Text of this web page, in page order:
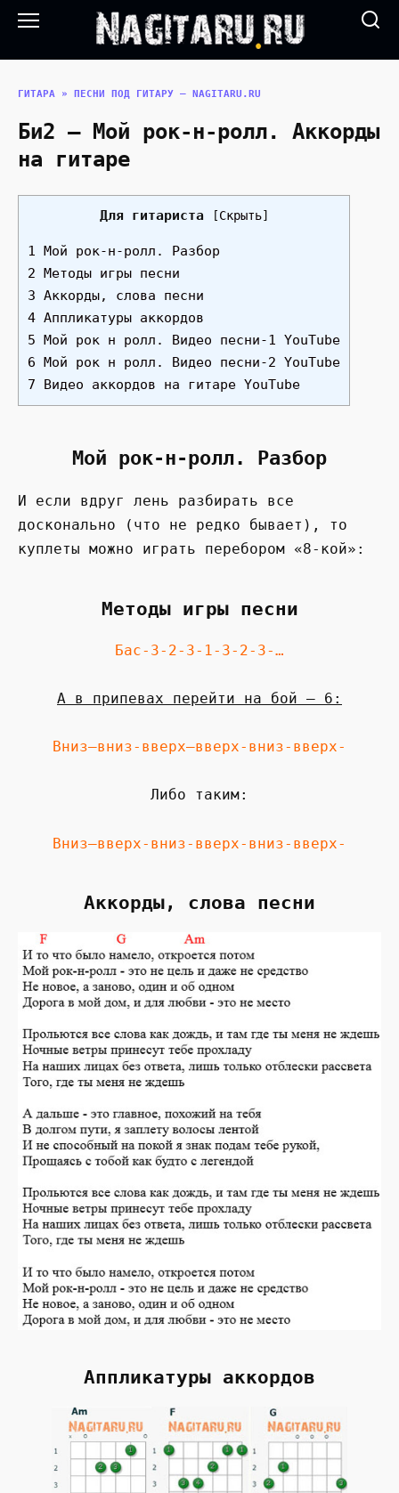
Перейти
ГИТАРА » ПЕСНИ ПОД ГИТАРУ — NAGITARU.RU
Би2 — Мой рок-н-ролл. Аккорды
на гитаре
Для гитариста [Скрыть]
1 Мой рок-н-ролл. Разбор
2 Методы игры песни
3 Аккорды, слова песни
4 Аппликатуры аккордов
5 Мой рок н ролл. Видео песни-1 YouTube
6 Мой рок н ролл. Видео песни-2 YouTube
7 Видео аккордов на гитаре YouTube
Мой рок-н-ролл. Разбор
И если вдруг лень разбирать все
досконально (что не редко бывает), то
куплеты можно играть перебором «8-кой»:
Методы игры песни
Бас-3-2-3-1-3-2-3-…
А в припевах перейти на бой – 6:
Вниз–вниз-вверх–вверх-вниз-вверх-
Либо таким:
Вниз—вверх-вниз-вверх-вниз-вверх-
Аккорды, слова песни
Аппликатуры аккордов